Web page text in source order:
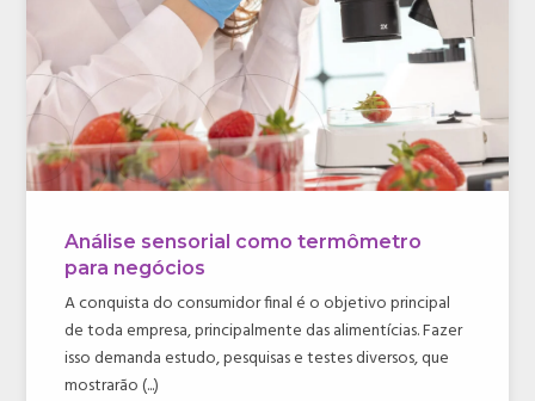
Análise sensorial como termômetro
para negócios
A conquista do consumidor final é o objetivo principal
de toda empresa, principalmente das alimentícias. Fazer
isso demanda estudo, pesquisas e testes diversos, que
mostrarão (...)